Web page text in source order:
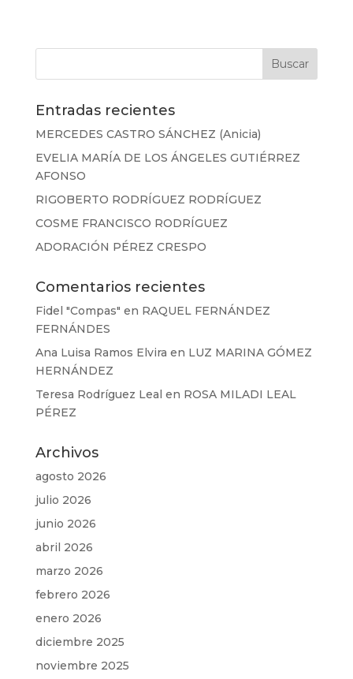
Entradas recientes
MERCEDES CASTRO SÁNCHEZ (Anicia)
EVELIA MARÍA DE LOS ÁNGELES GUTIÉRREZ
AFONSO
RIGOBERTO RODRÍGUEZ RODRÍGUEZ
COSME FRANCISCO RODRÍGUEZ
ADORACIÓN PÉREZ CRESPO
Comentarios recientes
Fidel "Compas" en RAQUEL FERNÁNDEZ
FERNÁNDES
Ana Luisa Ramos Elvira en LUZ MARINA GÓMEZ
HERNÁNDEZ
Teresa Rodríguez Leal en ROSA MILADI LEAL
PÉREZ
Archivos
agosto 2026
julio 2026
junio 2026
abril 2026
marzo 2026
febrero 2026
enero 2026
diciembre 2025
noviembre 2025